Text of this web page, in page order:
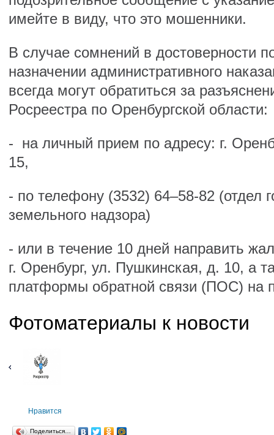
имейте в виду, что это мошенники.
В случае сомнений в достоверности
назначении административного
всегда могут обратиться за
Росреестра по Оренбургской области:
- на личный прием по адресу: г.
15,
- по телефону (3532) 64–58-82 (отдел
земельного надзора)
- или в течение 10 дней направить
г. Оренбург, ул. Пушкинская, д. 10, а
платформы обратной связи (ПОС) на
Фотоматериалы к новости
Нравится
Поделиться…